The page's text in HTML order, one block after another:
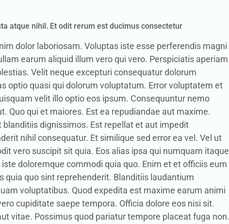
atque nihil. Et odit rerum est ducimus consectetur
dolor laboriosam. Voluptas iste esse perferendis magni
earum aliquid illum vero qui vero. Perspiciatis aperiam
Velit neque excepturi consequatur dolorum
optio quasi qui dolorum voluptatum. Error voluptatem et
velit illo optio eos ipsum. Consequuntur nemo
Quo qui et maiores. Est ea repudiandae aut maxime.
dignissimos. Est repellat et aut impedit
nihil consequatur. Et similique sed error ea vel. Vel ut
vero suscipit sit quia. Eos alias ipsa qui numquam itaque
doloremque commodi quia quo. Enim et et officiis eum
quia quo sint reprehenderit. Blanditiis laudantium
voluptatibus. Quod expedita est maxime earum animi
cupiditate saepe tempora. Officia dolore eos nisi sit.
vitae. Possimus quod pariatur tempore placeat fuga non.